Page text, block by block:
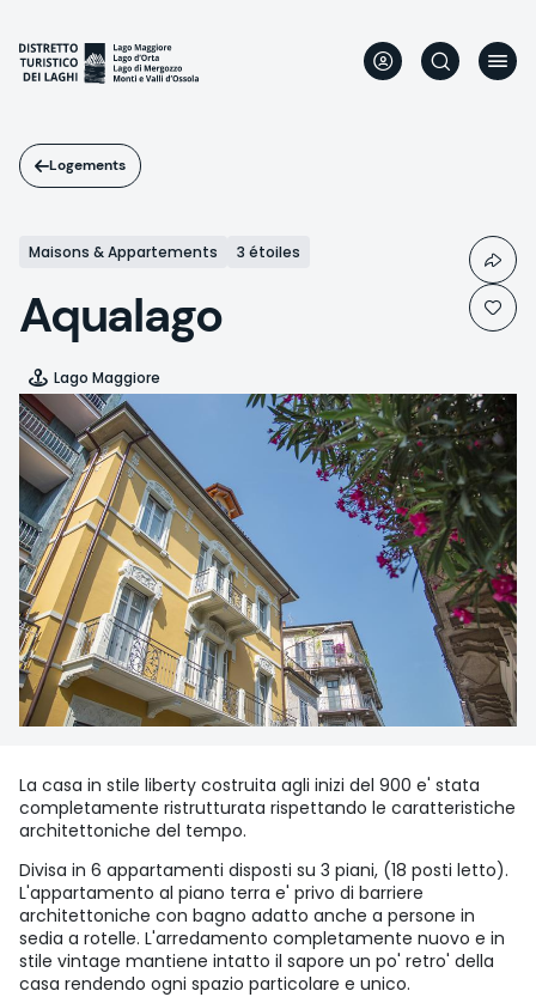
contenu
principal
Logements
Maisons & Appartements 3 étoiles
Aqualago
Lago Maggiore
La casa in stile liberty costruita agli inizi del 900 e' stata
completamente ristrutturata rispettando le caratteristiche
architettoniche del tempo.
Divisa in 6 appartamenti disposti su 3 piani, (18 posti letto).
L'appartamento al piano terra e' privo di barriere
architettoniche con bagno adatto anche a persone in
sedia a rotelle. L'arredamento completamente nuovo e in
stile vintage mantiene intatto il sapore un po' retro' della
casa rendendo ogni spazio particolare e unico.